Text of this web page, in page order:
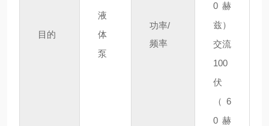
目的
液
体
泵
功率/
频率
0 赫
兹）
交流
100
伏
（6
0 赫